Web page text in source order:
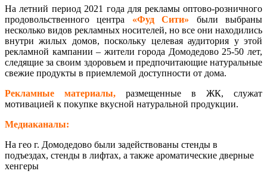
На летний период 2021 года для рекламы оптово-розничного
продовольственного центра «Фуд Сити» были выбраны
несколько видов рекламных носителей, но все они находились
внутри жилых домов, поскольку целевая аудитория у этой
рекламной кампании – жители города Домодедово 25-50 лет,
следящие за своим здоровьем и предпочитающие натуральные
свежие продукты в приемлемой доступности от дома.
Рекламные материалы, размещенные в ЖК, служат
мотивацией к покупке вкусной натуральной продукции.
Медиаканалы:
На гео г. Домодедово были задействованы стенды в
подъездах, стенды в лифтах, а также ароматические дверные
хенгеры